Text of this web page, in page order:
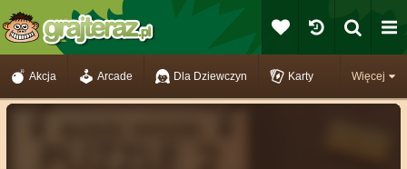
Więcej
Akcja Arcade Dla Dziewczyn Karty